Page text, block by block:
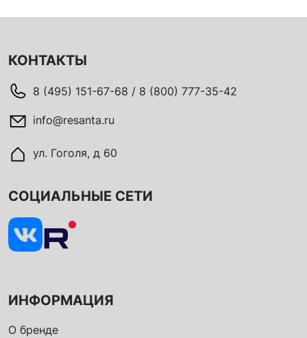
КОНТАКТЫ
8 (495) 151-67-68 / 8 (800) 777-35-42
info@resanta.ru
ул. Гоголя, д 60
ИНФОРМАЦИЯ
О бренде
СОЦИАЛЬНЫЕ СЕТИ